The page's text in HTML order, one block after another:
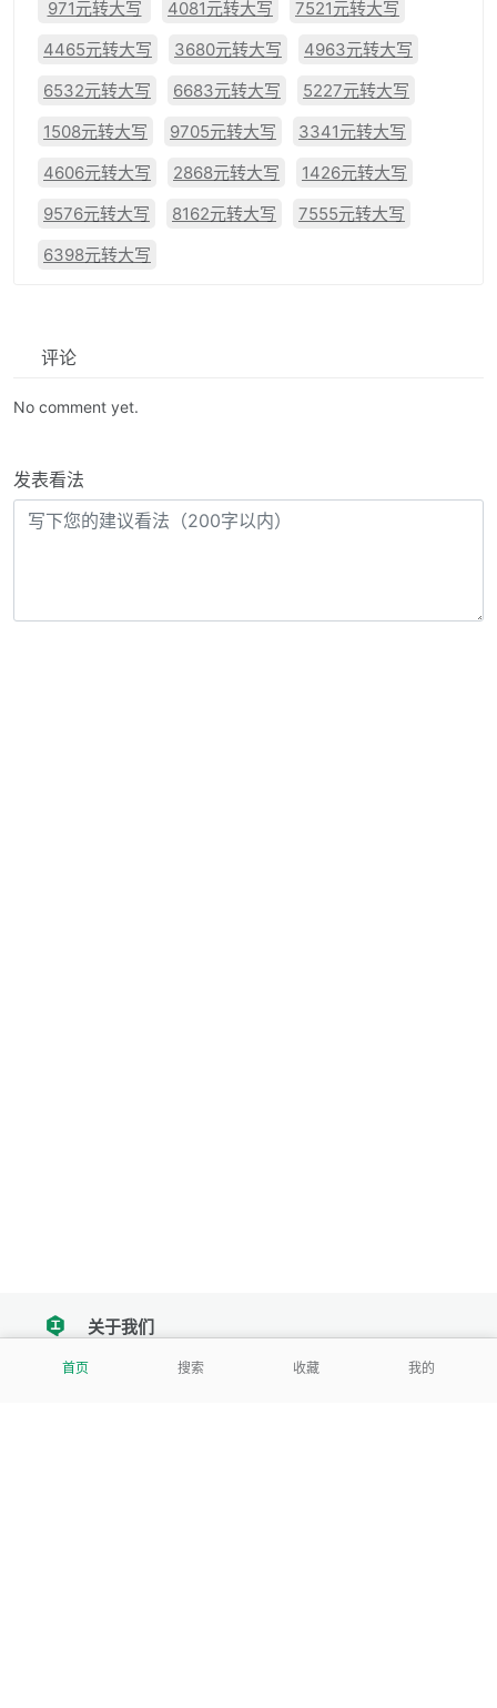
971元转大写
4081元转大写
7521元转大写
4465元转大写
3680元转大写
4963元转大写
6532元转大写
6683元转大写
5227元转大写
1508元转大写
9705元转大写
3341元转大写
4606元转大写
2868元转大写
1426元转大写
9576元转大写
8162元转大写
7555元转大写
6398元转大写
评论
No comment yet.
发表看法
首页 搜索 收藏 我的
tencent关于我们
我们努力把每一个工具做成批量处理的产品